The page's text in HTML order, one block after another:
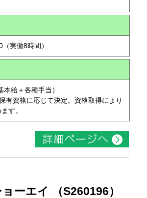
実働8時間）
給＋各種手当）
有資格に応じて決定。資格取得により
す。
ーエイ （S260196）